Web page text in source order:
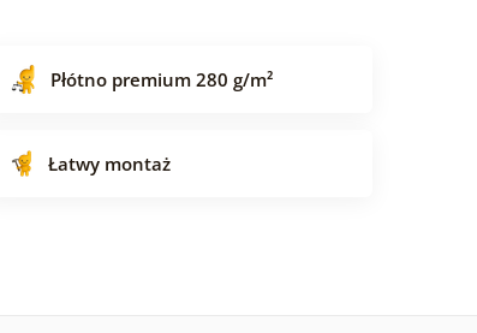
Płótno premium 280 g/m²
Łatwy montaż